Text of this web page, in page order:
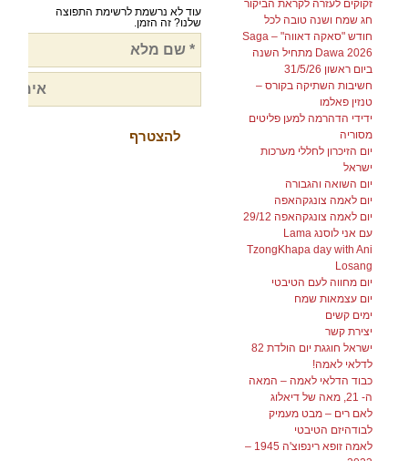
זקוקים לעזרה לקראת הביקור
חג שמח ושנה טובה לכל
חודש "סאקה דאווה" – Saga
Dawa 2026 מתחיל השנה
ביום ראשון 31/5/26
חשיבות השתיקה בקורס –
טנזין פאלמו
ידידי הדהרמה למען פליטים
מסוריה
יום הזיכרון לחללי מערכות
ישראל
יום השואה והגבורה
יום לאמה צונגקהאפה
יום לאמה צונגקהאפה 29/12
עם אני לוסנג Lama
TzongKhapa day with Ani
Losang
יום מחווה לעם הטיבטי
יום עצמאות שמח
ימים קשים
יצירת קשר
ישראל חוגגת יום הולדת 82
לדלאי לאמה!
כבוד הדלאי לאמה – המאה
ה- 21, מאה של דיאלוג
לאם רים – מבט מעמיק
לבודהיזם הטיבטי
לאמה זופא רינפוצ'ה 1945 –
עוד לא נרשמת לרשימת התפוצה
שלנו? זה הזמן.